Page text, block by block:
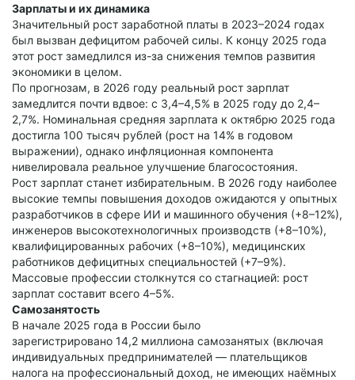
Зарплаты и их динамика
Значительный рост заработной платы в 2023–2024 годах
был вызван дефицитом рабочей силы. К концу 2025 года
этот рост замедлился из-за снижения темпов развития
экономики в целом.
По прогнозам, в 2026 году реальный рост зарплат
замедлится почти вдвое: с 3,4–4,5% в 2025 году до 2,4–
2,7%. Номинальная средняя зарплата к октябрю 2025 года
достигла 100 тысяч рублей (рост на 14% в годовом
выражении), однако инфляционная компонента
нивелировала реальное улучшение благосостояния.
Рост зарплат станет избирательным. В 2026 году наиболее
высокие темпы повышения доходов ожидаются у опытных
разработчиков в сфере ИИ и машинного обучения (+8–12%),
инженеров высокотехнологичных производств (+8–10%),
квалифицированных рабочих (+8–10%), медицинских
работников дефицитных специальностей (+7–9%).
Массовые профессии столкнутся со стагнацией: рост
зарплат составит всего 4–5%.
Самозанятость
В начале 2025 года в России было
зарегистрировано 14,2 миллиона самозанятых (включая
индивидуальных предпринимателей — плательщиков
налога на профессиональный доход, не имеющих наёмных